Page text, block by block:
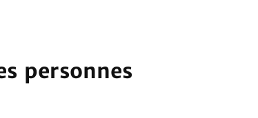
personnes